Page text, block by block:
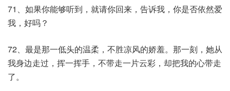
71、如果你能够听到，就请你回来，告诉我，你是否依然爱
我，好吗？
72、最是那一低头的温柔，不胜凉风的娇羞。那一刻，她从
我身边走过，挥一挥手，不带走一片云彩，却把我的心带走
了。